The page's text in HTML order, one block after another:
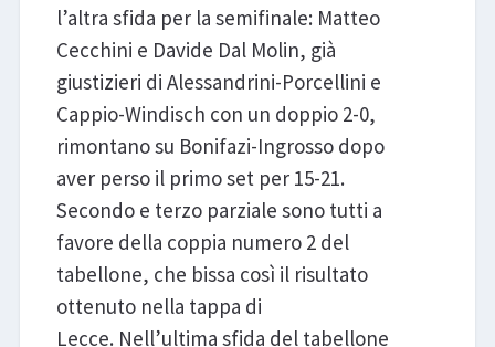
l’altra sfida per la semifinale: Matteo
Cecchini e Davide Dal Molin, già
giustizieri di Alessandrini-Porcellini e
Cappio-Windisch con un doppio 2-0,
rimontano su Bonifazi-Ingrosso dopo
aver perso il primo set per 15-21.
Secondo e terzo parziale sono tutti a
favore della coppia numero 2 del
tabellone, che bissa così il risultato
ottenuto nella tappa di
Lecce. Nell’ultima sfida del tabellone